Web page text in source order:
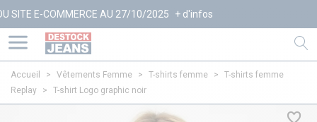
AU 27/10/2025 + d'infos
Accueil > Vêtements Femme > T-shirts femme >
T-shirts femme
Replay
> T-shirt Logo graphic noir